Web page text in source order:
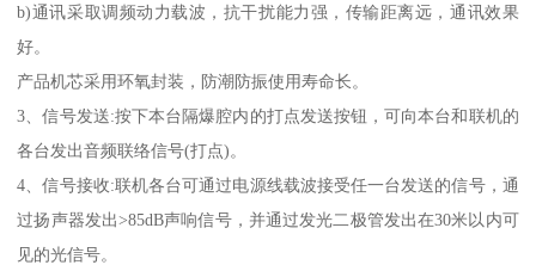
b)通讯采取调频动力载波，抗干扰能力强，传输距离远，通讯效果
好。
产品机芯采用环氧封装，防潮防振使用寿命长。
3、信号发送:按下本台隔爆腔内的打点发送按钮，可向本台和联机的
各台发出音频联络信号(打点)。
4、信号接收:联机各台可通过电源线载波接受任一台发送的信号，通
过扬声器发出>85dB声响信号，并通过发光二极管发出在30米以内可
见的光信号。